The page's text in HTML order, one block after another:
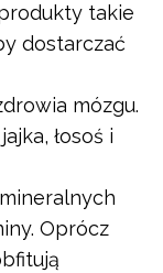
takie
dostarczać
mózgu.
łosoś i
Oprócz